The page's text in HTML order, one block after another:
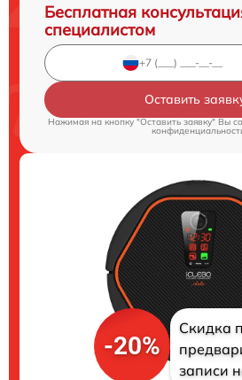
Бесплатная
специалистом
Оставить
Нажимая на кнопку "Оставить заявку" Вы
-20%
Скидка
записи